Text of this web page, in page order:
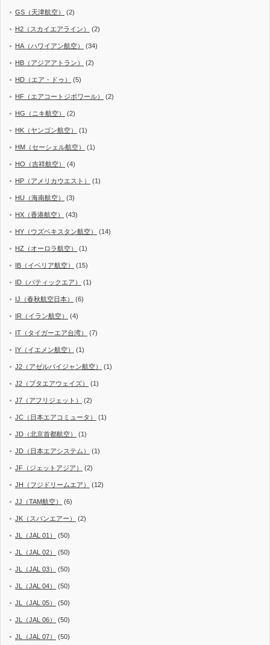
GS（天津航空） (2)
H2（スカイエアライン） (2)
HA（ハワイアン航空） (34)
HB（アジアアトラン） (2)
HD（エア・ドゥ） (5)
HF（エアコートジボワール） (2)
HG（ニキ航空） (2)
HK（ヤンゴン航空） (1)
HM（セーシェル航空） (1)
HO（吉祥航空） (4)
HP（アメリカウエスト） (1)
HU（海南航空） (3)
HX（香港航空） (43)
HY（ウズベキスタン航空） (14)
HZ（オーロラ航空） (1)
IB（イベリア航空） (15)
ID（バティックエア） (1)
IJ（春秋航空日本） (6)
IR（イラン航空） (4)
IT（タイガーエア台湾） (7)
IY（イエメン航空） (1)
J2（アゼルバイジャン航空） (1)
J2（ブタエアウェイズ） (1)
J7（アフリジェット） (2)
JC（日本エアコミュータ） (1)
JD（北京首都航空） (1)
JD（日本エアシステム） (1)
JF（ジェットアジア） (2)
JH（フジドリームエア） (12)
JJ（TAM航空） (6)
JK（スパンエアー） (2)
JL（JAL 01） (50)
JL（JAL 02） (50)
JL（JAL 03） (50)
JL（JAL 04） (50)
JL（JAL 05） (50)
JL（JAL 06） (50)
JL（JAL 07） (50)